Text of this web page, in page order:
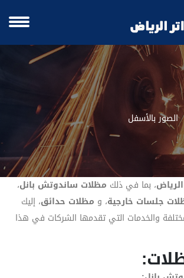
الصور بالأسفل
الرياض، بما في ذلك مظلات ساندوتش بانل،
جلسات خارجية، و مظلات حدائق، إليك
والخدمات التي تقدمها الشركات في هذا